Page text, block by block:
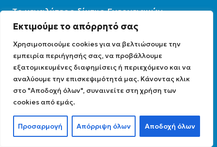
Εκτιμούμε το απόρρητό σας
Χρησιμοποιούμε cookies για να βελτιώσουμε την
εμπειρία περιήγησής σας, να προβάλλουμε
εξατομικευμένες διαφημίσεις ή περιεχόμενο και να
αναλύουμε την επισκεψιμότητά μας. Κάνοντας κλικ
στο "Αποδοχή όλων", συναινείτε στη χρήση των
cookies από εμάς.
Προσαρμογή Απόρριψη όλων Αποδοχή όλων
To μεγαλύτερο δίκτυο Ενεργειακών,
τεχνικών & καταστημάτων στην Ελλάδα.
Πολιτική Προστασίας Προσωπικών
Δεδομένων
Όροι χρήσης
Συχνές ερωτήσεις
Χονδρική
Επικοινωνία